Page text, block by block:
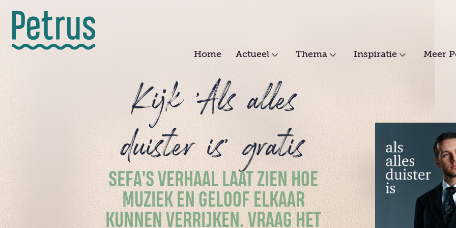
hoofdinhoud
Home Actueel Thema Inspiratie Meer
Kijk 'Als alles
duister is' gratis
SEFA’S VERHAAL LAAT ZIEN HOE
MUZIEK EN GELOOF ELKAAR
KUNNEN VERRIJKEN. VRAAG HET